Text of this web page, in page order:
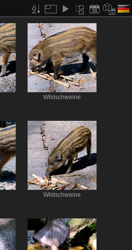
Wildschweine
Wildschweine